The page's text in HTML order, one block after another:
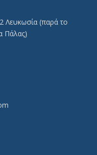
(παρά το
Πάλας)